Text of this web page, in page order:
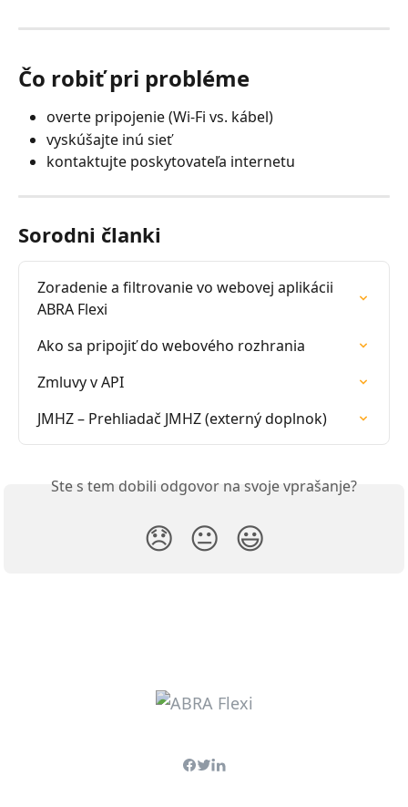
Čo robiť pri probléme
overte pripojenie (Wi-Fi vs. kábel)
vyskúšajte inú sieť
kontaktujte poskytovateľa internetu
Sorodni članki
Zoradenie a filtrovanie vo webovej aplikácii
ABRA Flexi
Ako sa pripojiť do webového rozhrania
Zmluvy v API
JMHZ – Prehliadač JMHZ (externý doplnok)
Ste s tem dobili odgovor na svoje vprašanje?
😞 😐 😃